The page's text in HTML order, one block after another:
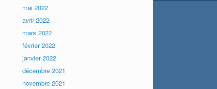
mai 2022
avril 2022
mars 2022
février 2022
janvier 2022
décembre 2021
novembre 2021